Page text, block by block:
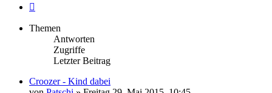
Themen
Antworten
Zugriffe
Letzter Beitrag
Croozer - Kind dabei